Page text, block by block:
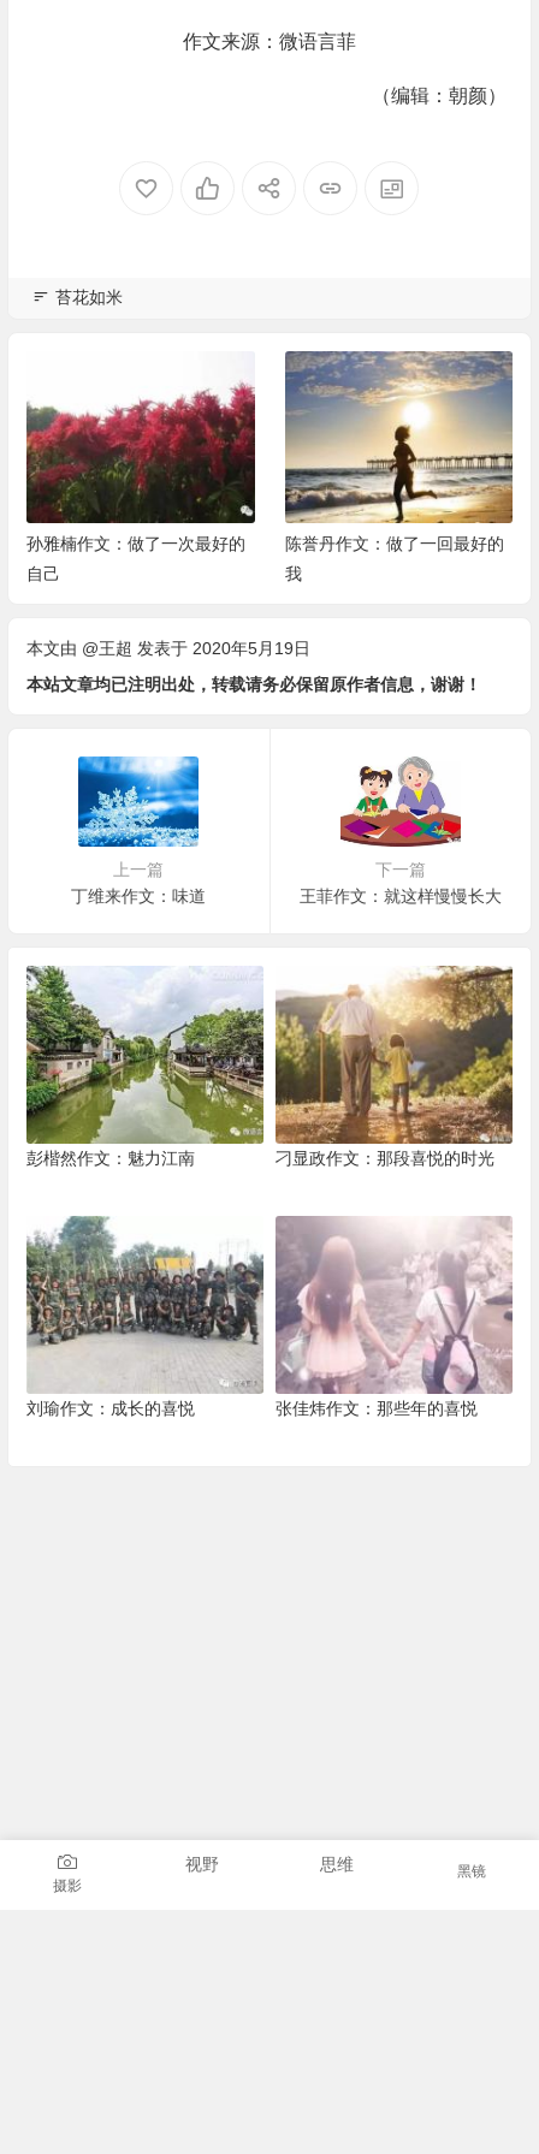
作文来源：微语言菲
（编辑：朝颜）
苔花如米
一次最好的
陈誉丹作文：做了一回最好的
于怡赛作文：遇见
本文由 @王超 发表于 2020年5月19日
本站文章均已注明出处，转载请务必保留原作者信息，谢谢！
上一篇
丁维来作文：味道
下一篇
王菲作文：就这样慢慢长大
彭楷然作文：魅力江南 刁显政作文：那段喜悦的时光
刘瑜作文：成长的喜悦 张佳炜作文：那些年的喜悦
摄影
视野 思维 黑镜